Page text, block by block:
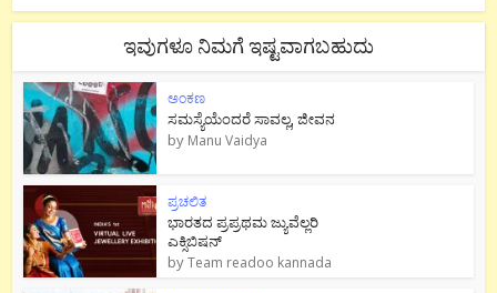
ಇವುಗಳೂ ನಿಮಗೆ ಇಷ್ಟವಾಗಬಹುದು
ಅಂಕಣ
ಸಮಸ್ಯೆಯೆಂದರೆ ಸಾವಲ್ಲ, ಜೀವನ
by Manu Vaidya
ಪ್ರಚಲಿತ
ಭಾರತದ ಪ್ರಪ್ರಥಮ ಜ್ಯುವೆಲ್ಲರಿ
ಎಕ್ಸಿಬಿಷನ್
byTeam readoo kannada